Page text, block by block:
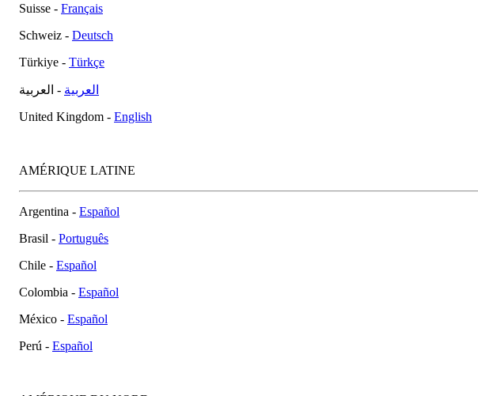
Suisse - Français
Schweiz - Deutsch
Türkiye - Türkçe
العربية - العربية
United Kingdom - English
AMÉRIQUE LATINE
Argentina - Español
Brasil - Português
Chile - Español
Colombia - Español
México - Español
Perú - Español